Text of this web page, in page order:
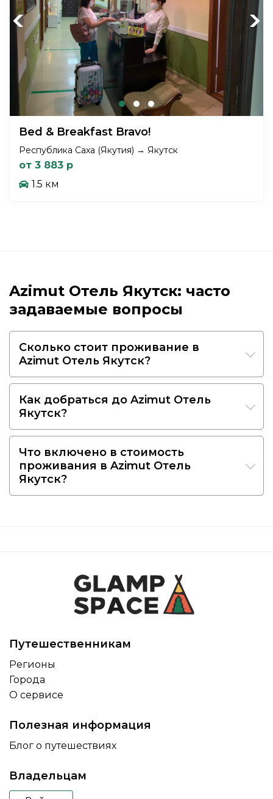
Previous Next
Bed & Breakfast Bravo!
Республика Саха (Якутия) → Якутск
от 3 883 р
1.5 км
Azimut Отель Якутск: часто
задаваемые вопросы
Сколько стоит проживание в
Azimut Отель Якутск?
Как добраться до Azimut Отель
Якутск?
Что включено в стоимость
проживания в Azimut Отель
Якутск?
Путешественникам
Регионы
Города
О сервисе
Полезная информация
Блог о путешествиях
Владельцам